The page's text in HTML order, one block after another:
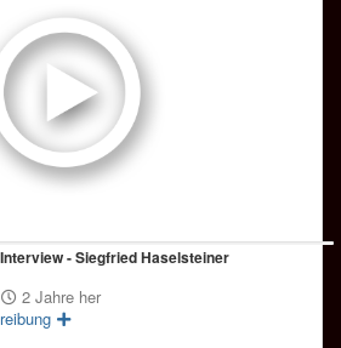
- Siegfried Haselsteiner
2 Jahre her